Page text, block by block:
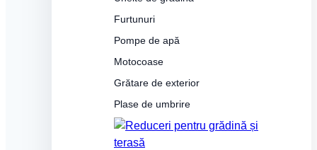
Furtunuri
Pompe de apă
Motocoase
Grătare de exterior
Plase de umbrire